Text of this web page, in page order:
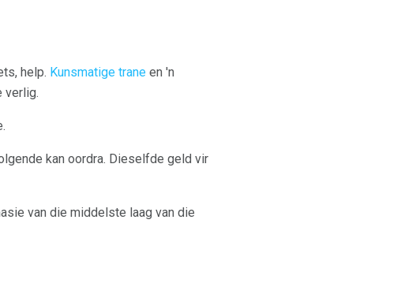
help. Kunsmatige trane en 'n
verlig.
kan oordra. Dieselfde geld vir
van die middelste laag van die